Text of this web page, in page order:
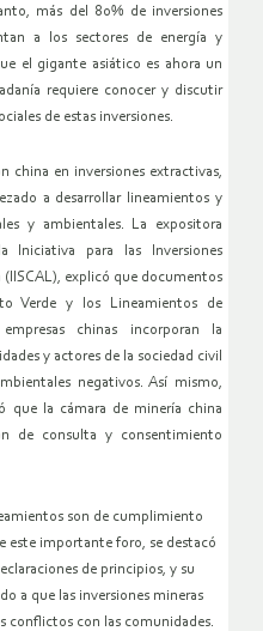
más del 80% de inversiones
a los sectores de energía y
el gigante asiático es ahora un
requiere conocer y discutir
de estas inversiones.
china en inversiones extractivas,
a desarrollar lineamientos y
y ambientales. La expositora
Iniciativa para las Inversiones
explicó que documentos
Verde y los Lineamientos de
chinas incorporan la
y actores de la sociedad civil
negativos. Así mismo,
que la cámara de minería china
de consulta y consentimiento
son de cumplimiento
importante foro, se destacó
de principios, y su
a que las inversiones mineras
conflictos con las comunidades.